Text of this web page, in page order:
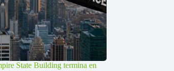
State Building termina en